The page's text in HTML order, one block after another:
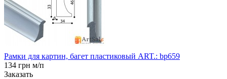
Рамки для картин, багет пластиковый ART.: bp659
134 грн м/п
Заказать